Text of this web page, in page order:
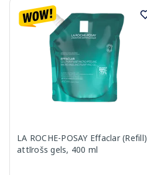
LA ROCHE-POSAY Effaclar (Refill)
attīrošs gels, 400 ml